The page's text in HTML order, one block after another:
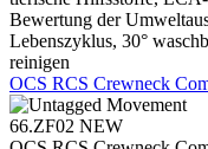
Bewertung der
Lebenszyklus, 30°
reinigen
OCS RCS Crewneck
66.ZF02 NEW